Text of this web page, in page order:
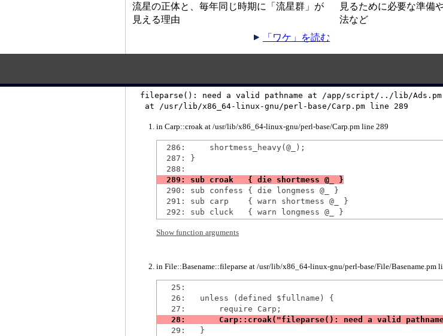
流星の正体と、毎年同じ時期に「流星群」が
見える理由
「ワケ」を読む
見るために必要な準備
法など
fileparse(): need a valid pathname at /app/script/../lib/
at /usr/lib/x86_64-linux-gnu/perl-base/Carp.pm line 289
in Carp::croak at /usr/lib/x86_64-linux-gnu/perl-base/Carp.pm line 289
  286:     shortmess_heavy(@_);
  287: }
  290: sub confess { die longmess @_ }
  291: sub carp    { warn shortmess @_ }
Show function arguments
in File::Basename::fileparse at /usr/lib/x86_64-linux-gnu/perl-base/File/Basename.pm
   25:
   26:   unless (defined $fullname) {
   29:   }